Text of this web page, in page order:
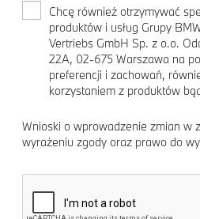
Chcę również otrzymywać
produktów i usług Grupy
Vertriebs GmbH Sp. z o.o.
22A, 02-675 Warszawa na
preferencji i zachowań,
korzystaniem z produktów
Wnioski o wprowadzenie zmian w
wyrażeniu zgody oraz prawo do